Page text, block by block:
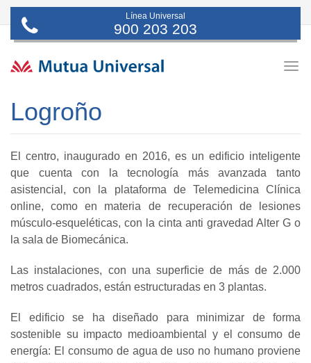
Línea Universal
900 203 203
Logroño
El centro, inaugurado en 2016, es un edificio inteligente
que cuenta con la tecnología más avanzada tanto
asistencial, con la plataforma de Telemedicina Clínica
online, como en materia de recuperación de lesiones
músculo-esqueléticas, con la cinta anti gravedad Alter G o
la sala de Biomecánica.
Las instalaciones, con una superficie de más de 2.000
metros cuadrados, están estructuradas en 3 plantas.
El edificio se ha diseñado para minimizar de forma
sostenible su impacto medioambiental y el consumo de
energía: El consumo de agua de uso no humano proviene